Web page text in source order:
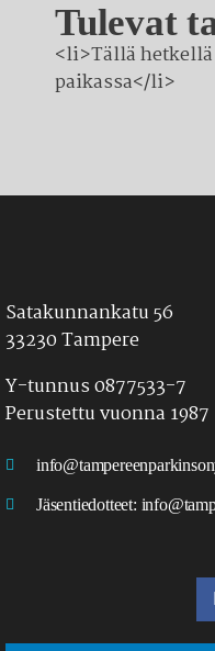
Mottilantie
Tulevat
<li>Tällä
paikassa</li>
Satakunnankatu 56
33230 Tampere
Y-tunnus 0877533-7
Perustettu vuonna 1987
Jäsentiedotteet: